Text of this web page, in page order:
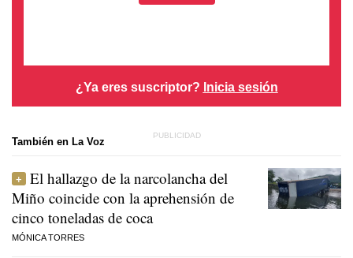
¿Ya eres suscriptor? Inicia sesión
También en La Voz
El hallazgo de la narcolancha del
Miño coincide con la aprehensión de
cinco toneladas de coca
MÓNICA TORRES